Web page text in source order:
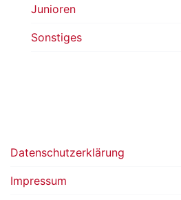
Junioren
Sonstiges
Datenschutzerklärung
Impressum